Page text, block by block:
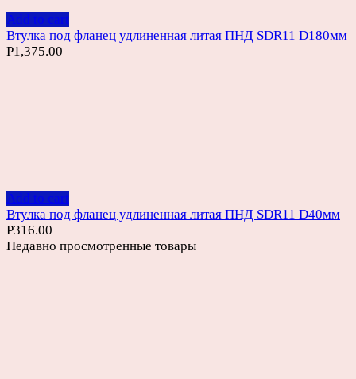
Add to cart
Втулка под фланец удлиненная литая ПНД SDR11 D180мм
Р1,375.00
Add to cart
Втулка под фланец удлиненная литая ПНД SDR11 D40мм
Р316.00
Недавно просмотренные товары